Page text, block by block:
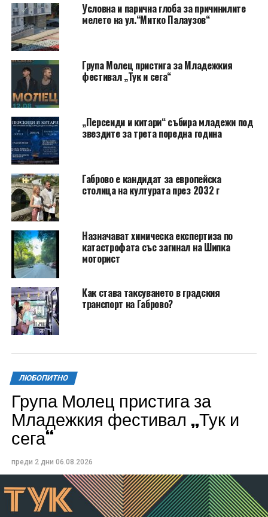
Условна и парична глоба за причинилите
мелето на ул.“Митко Палаузов“
Група Молец пристига за Младежкия
фестивал „Тук и сега“
„Персеиди и китари“ събира младежи под
звездите за трета поредна година
Габрово е кандидат за европейска
столица на културата през 2032 г
Назначават химическа експертиза по
катастрофата със загинал на Шипка
моторист
Как става таксуването в градския
транспорт на Габрово?
ЛЮБОПИТНО
Група Молец пристига за
Младежкия фестивал „Тук и
сега“
преди 2 дни 06.08.2026